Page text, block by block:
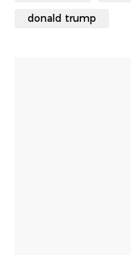
donald trump